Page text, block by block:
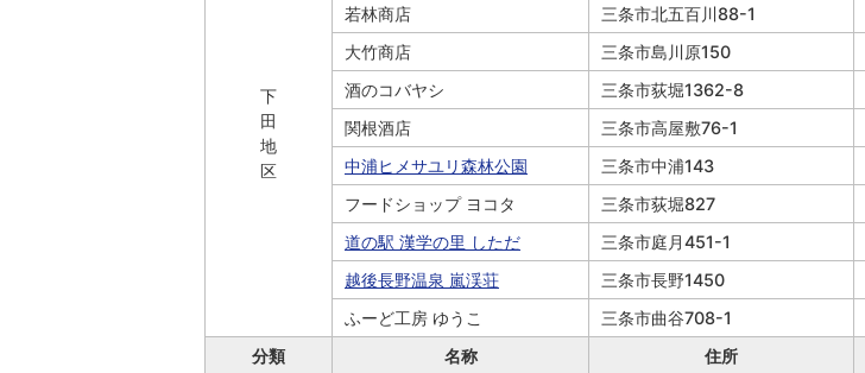
下
田
地
区
若林商店
三条市北五百川88-1
大竹商店
三条市島川原150
酒のコバヤシ
三条市荻堀1362-8
関根酒店
三条市高屋敷76-1
中浦ヒメサユリ森林公園
三条市中浦143
フードショップ ヨコタ
三条市荻堀827
道の駅 漢学の里 しただ
三条市庭月451-1
越後長野温泉 嵐渓荘
三条市長野1450
ふーど工房 ゆうこ
三条市曲谷708-1
分類
名称 住所